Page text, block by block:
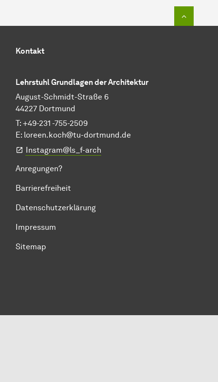
Kontakt
Lehrstuhl Grundlagen der Architektur
August-Schmidt-Straße 6
44227 Dortmund
T: +49-231 -755-2509
E: loreen.koch@tu-dortmund.de
Instagram@ls_f-arch
Anregungen?
Barrierefreiheit
Datenschutzerklärung
Impressum
Sitemap